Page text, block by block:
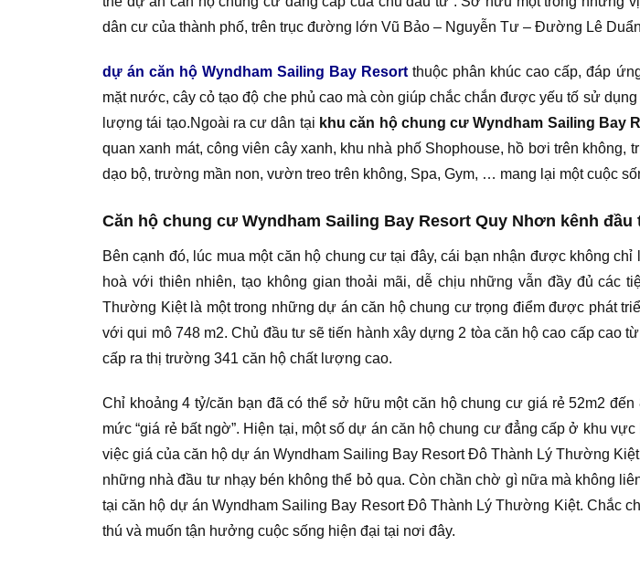
dân cư của thành phố, trên trục đường lớn Vũ Bảo – Nguyễn Tư – Đường Lê
dự án căn hộ Wyndham Sailing Bay Resort thuộc phân khúc cao cấp, đáp
mặt nước, cây cỏ tạo độ che phủ cao mà còn giúp chắc chắn được yếu tố sử
lượng tái tạo.Ngoài ra cư dân tại khu căn hộ chung cư Wyndham Sailing Bay
quan xanh mát, công viên cây xanh, khu nhà phố Shophouse, hồ bơi trên
dạo bộ, trường mần non, vườn treo trên không, Spa, Gym, … mang lại một cuộc
Căn hộ chung cư Wyndham Sailing Bay Resort Quy Nhơn kênh đầu
Bên cạnh đó, lúc mua một căn hộ chung cư tại đây, cái bạn nhận được không
hoà với thiên nhiên, tạo không gian thoải mãi, dễ chịu những vẫn đầy đủ các
Thường Kiệt là một trong những dự án căn hộ chung cư trọng điểm được phát
với qui mô 748 m2. Chủ đầu tư sẽ tiến hành xây dựng 2 tòa căn hộ cao cấp cao
cấp ra thị trường 341 căn hộ chất lượng cao.
Chỉ khoảng 4 tỷ/căn bạn đã có thể sở hữu một căn hộ chung cư giá rẻ 52m2
mức “giá rẻ bất ngờ”. Hiện tại, một số dự án căn hộ chung cư đẳng cấp ở khu
việc giá của căn hộ dự án Wyndham Sailing Bay Resort Đô Thành Lý Thường
những nhà đầu tư nhạy bén không thể bỏ qua. Còn chần chờ gì nữa mà không
tại căn hộ dự án Wyndham Sailing Bay Resort Đô Thành Lý Thường Kiệt. Chắc
thú và muốn tận hưởng cuộc sống hiện đại tại nơi đây.